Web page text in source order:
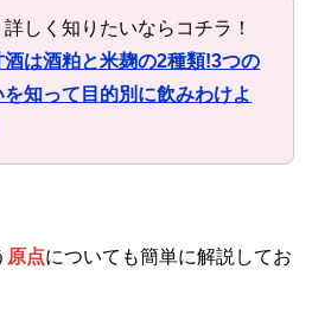
詳しく知りたいならコチラ！
酒は酒粕と米麹の2種類!3つの
を知って目的別に飲みわけよ
原点についても簡単に解説してお